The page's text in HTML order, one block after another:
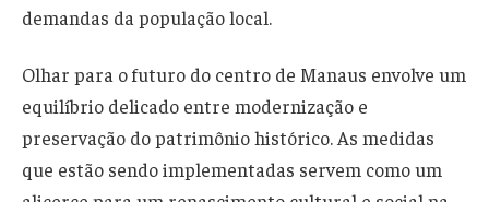
demandas da população local.
Olhar para o futuro do centro de Manaus envolve um
equilíbrio delicado entre modernização e
preservação do patrimônio histórico. As medidas
que estão sendo implementadas servem como um